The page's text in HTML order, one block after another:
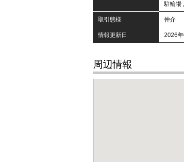
駐輪場 ,
取引態様 仲介
情報更新日 2026
周辺情報